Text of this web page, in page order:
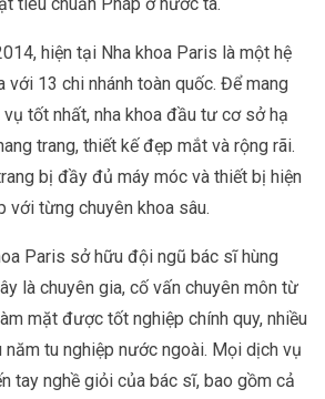
hiện tại Nha khoa Paris là một hệ
với 13 chi nhánh toàn quốc. Để mang
tốt nhất, nha khoa đầu tư cơ sở hạ
trang, thiết kế đẹp mắt và rộng rãi.
bị đầy đủ máy móc và thiết bị hiện
với từng chuyên khoa sâu.
Paris sở hữu đội ngũ bác sĩ hùng
là chuyên gia, cố vấn chuyên môn từ
mặt được tốt nghiệp chính quy, nhiều
năm tu nghiệp nước ngoài. Mọi dịch vụ
tay nghề giỏi của bác sĩ, bao gồm cả